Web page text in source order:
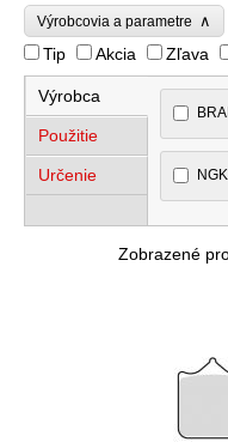
Výrobcovia a parametre ∧
Tip
Akcia Zľava
Výrobca
Použitie
Určenie NGK
Zobrazené